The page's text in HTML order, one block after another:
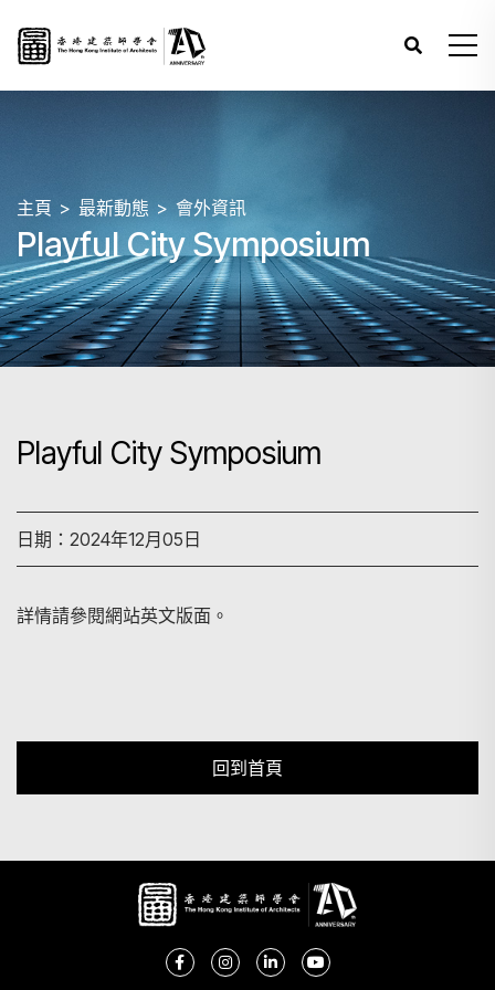
主頁 最新動態 會外資訊
Playful City Symposium
Playful City Symposium
日期：2024年12月05日
詳情請參閱網站英文版面。
回到首頁